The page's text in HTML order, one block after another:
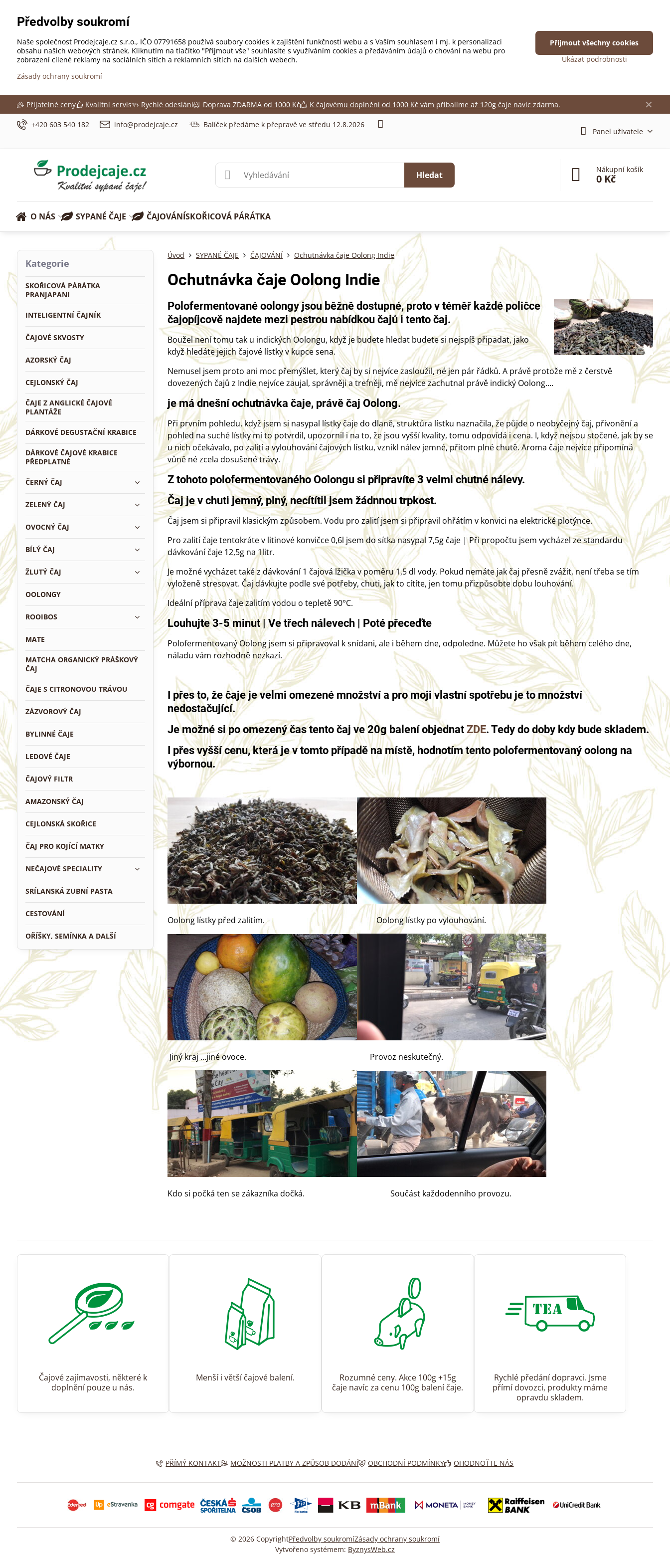
✕
Přijatelné ceny Kvalitní servis Rychlé odeslání Doprava ZDARMA od 1000 Kč K čajovému doplnění od 1000 Kč vám přibalíme až 120g čaje navíc zdarma.
+420 603 540 182 info@prodejcaje.cz Balíček předáme k přepravě ve středu 12.8.2026
Panel uživatele
Hledat
Nákupní košík
0 Kč
O NÁS SYPANÉ ČAJE ČAJOVÁNÍSKOŘICOVÁ PÁRÁTKA
Úvod SYPANÉ ČAJE ČAJOVÁNÍ Ochutnávka čaje Oolong Indie
Ochutnávka čaje Oolong Indie
Polofermentované oolongy jsou běžně dostupné, proto v téměř každé poličce
čajopíjcově najdete mezi pestrou nabídkou čajů i tento čaj.
Boužel není tomu tak u indických Oolongu, když je budete hledat budete si nejspíš připadat, jako
když hledáte jejich čajové lístky v kupce sena.
Nemusel jsem proto ani moc přemýšlet, který čaj by si nejvíce zasloužil, né jen pár řádků. A právě protože mě z čerstvě
dovezených čajů z Indie nejvíce zaujal, správněji a trefněji, mě nejvíce zachutnal právě indický Oolong....
je má dnešní ochutnávka čaje, právě čaj Oolong.
Při prvním pohledu, když jsem si nasypal lístky čaje do dlaně, struktůra lístku naznačila, že půjde o neobyčejný čaj, přivonění a
pohled na suché lístky mi to potvrdil, upozornil i na to, že jsou vyšší kvality, tomu odpovídá i cena. I, když nejsou stočené, jak by se
u nich očekávalo, po zalití a vylouhování čajových lístku, vznikl nálev jemné, přitom plné chutě. Aroma čaje nejvíce připomíná
vůně né zcela dosušené trávy.
Z tohoto polofermentovaného Oolongu si připravíte 3 velmi chutné nálevy.
Čaj je v chuti jemný, plný, necítítil jsem žádnnou trpkost.
Čaj jsem si připravil klasickým způsobem. Vodu pro zalití jsem si připravil ohřátím v konvici na elektrické plotýnce.
Pro zalití čaje tentokráte v litinové konvičce 0,6l jsem do sítka nasypal 7,5g čaje | Při propočtu jsem vycházel ze standardu
dávkování čaje 12,5g na 1litr.
Je možné vycházet také z dávkování 1 čajová lžička v poměru 1,5 dl vody. Pokud nemáte jak čaj přesně zvážit, není třeba se tím
vyloženě stresovat. Čaj dávkujte podle své potřeby, chuti, jak to cítíte, jen tomu přizpůsobte dobu louhování.
Ideální příprava čaje zalitím vodou o tepletě 90°C.
Louhujte 3-5 minut | Ve třech nálevech | Poté přeceďte
Polofermentovaný Oolong jsem si připravoval k snídani, ale i během dne, odpoledne. Můžete ho však pít během celého dne,
náladu vám rozhodně nezkazí.
I přes to, že čaje je velmi omezené množství a pro moji vlastní spotřebu je to množství
nedostačující.
Je možné si po omezený čas tento čaj ve 20g balení objednatZDE. Tedy do doby kdy bude skladem.
I přes vyšší cenu, která je v tomto případě na místě, hodnotím tento polofermentovaný oolong na
výbornou.
Oolong lístky před zalitím. Oolong lístky po vylouhování.
Jiný kraj ...jiné ovoce. Provoz neskutečný.
Kdo si počká ten se zákazníka dočká. Součást každodenního provozu.
Kategorie
SKOŘICOVÁ PÁRÁTKA
PRANJAPANI
INTELIGENTNÍ ČAJNÍK
ČAJOVÉ SKVOSTY
AZORSKÝ ČAJ
CEJLONSKÝ ČAJ
ČAJE Z ANGLICKÉ ČAJOVÉ
PLANTÁŽE
DÁRKOVÉ DEGUSTAČNÍ KRABICE
DÁRKOVÉ ČAJOVÉ KRABICE
PŘEDPLATNÉ
ČERNÝ ČAJ
ZELENÝ ČAJ
OVOCNÝ ČAJ
BÍLÝ ČAJ
ŽLUTÝ ČAJ
OOLONGY
ROOIBOS
MATE
MATCHA ORGANICKÝ PRÁŠKOVÝ
ČAJ
ČAJE S CITRONOVOU TRÁVOU
ZÁZVOROVÝ ČAJ
BYLINNÉ ČAJE
LEDOVÉ ČAJE
ČAJOVÝ FILTR
AMAZONSKÝ ČAJ
CEJLONSKÁ SKOŘICE
ČAJ PRO KOJÍCÍ MATKY
NEČAJOVÉ SPECIALITY
SRÍLANSKÁ ZUBNÍ PASTA
CESTOVÁNÍ
OŘÍŠKY, SEMÍNKA A DALŠÍ
Čajové zajímavosti, některé k
doplnění pouze u nás.
Menší i větší čajové balení.
Rozumné ceny. Akce 100g +15g
čaje navíc za cenu 100g balení čaje.
Rychlé předání dopravci. Jsme
přímí dovozci, produkty máme
opravdu skladem.
PŘÍMÝ KONTAKT MOŽNOSTI PLATBY A ZPŮSOB DODÁNÍ OBCHODNÍ PODMÍNKY OHODNOŤTE NÁS
© 2026CopyrightPředvolby soukromíZásady ochrany soukromí
Vytvořeno systémem: ByznysWeb.cz
Předvolby soukromí
Naše společnost Prodejcaje.cz s.r.o., IČO 07791658 používá soubory cookies k zajištění funkčnosti webu a s Vaším souhlasem i mj. k personalizaci
obsahu našich webových stránek. Kliknutím na tlačítko "Přijmout vše" souhlasíte s využíváním cookies a předáváním údajů o chování na webu pro
zobrazení cílené reklamy na sociálních sítích a reklamních sítích na dalších webech.
Zásady ochrany soukromí
Ukázat podrobnosti
Přijmout všechny cookies